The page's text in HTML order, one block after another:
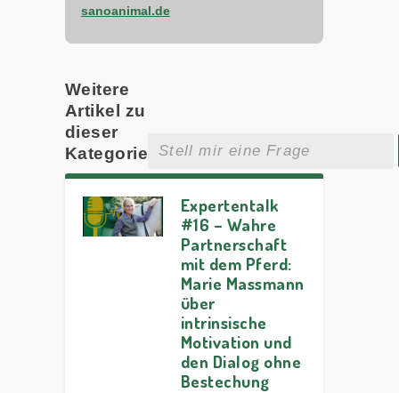
sanoanimal.de
Weitere
Artikel zu
dieser
Kategorie
Expertentalk
#16 – Wahre
Partnerschaft
mit dem Pferd:
Marie Massmann
über
intrinsische
Motivation und
den Dialog ohne
Bestechung